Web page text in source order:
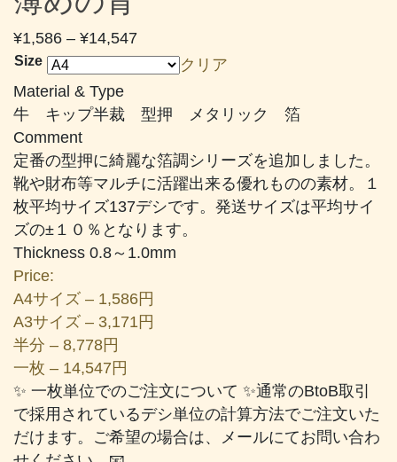
¥1,586 – ¥14,547価
格
¥1,586
¥14,547
Size
クリア
Material & Type
牛 キップ半裁 型押 メタリック 箔
Comment
定番の型押に綺麗な箔調シリーズを追加しました。
靴や財布等マルチに活躍出来る優れものの素材。１
枚平均サイズ137デシです。発送サイズは平均サイ
ズの±１０％となります。
Thickness 0.8～1.0mm
Price:
A4サイズ – 1,586円
A3サイズ – 3,171円
半分 – 8,778円
一枚 – 14,547円
✨ 一枚単位でのご注文について ✨通常のBtoB取引
で採用されているデシ単位の計算方法でご注文いた
だけます。ご希望の場合は、メールにてお問い合わ